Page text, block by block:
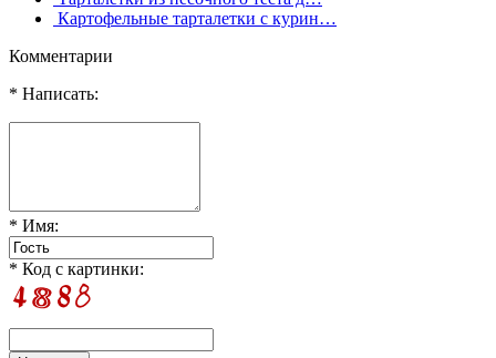
Картофельные тарталетки с курин…
Комментарии
* Написать:
* Имя:
* Код с картинки: